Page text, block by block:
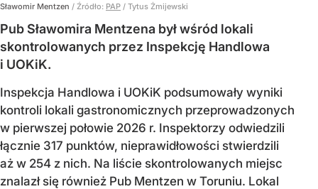
Sławomir Mentzen / Źródło: PAP / Tytus Żmijewski
Pub Sławomira Mentzena był wśród lokali
skontrolowanych przez Inspekcję Handlowa
i UOKiK.
Inspekcja Handlowa i UOKiK podsumowały wyniki
kontroli lokali gastronomicznych przeprowadzonych
w pierwszej połowie 2026 r. Inspektorzy odwiedzili
łącznie 317 punktów, nieprawidłowości stwierdzili
aż w 254 z nich. Na liście skontrolowanych miejsc
znalazł się również Pub Mentzen w Toruniu. Lokal